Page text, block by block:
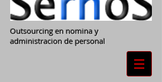
Outsourcing en nomina y
administracion de personal